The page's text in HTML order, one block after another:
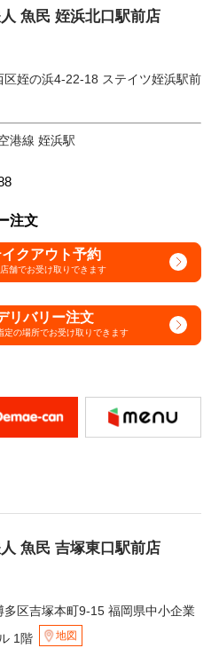
魚民 姪浜北口駅前店
区姪の浜4-22-18 ステイツ姪浜駅前
港線 姪浜駅
注文
クアウト予約
店舗でお受け取りできます
リバリー注文
定の場所でお受け取りできます
魚民 吉塚東口駅前店
多区吉塚本町9-15 福岡県中小企業
1階
地図